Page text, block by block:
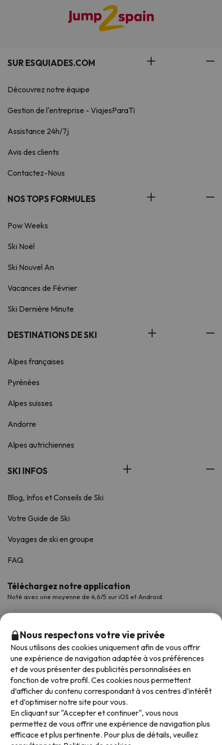
SUR ESQUIADES.COM
Découvrez notre équipe
Gestion de l'entreprise - ViajesParaTi
Assistance 24h/7j
Avis des clients
Contactez-Nous
NOS TOPS FORMULES
Pow Weeks
Ski Noël
Ski Nouvel An
Vacances de Février
Ski Dernière Minute
DESTINATIONS DE SKI
Alpes françaises
Pyrénées
Alpes suisses
Andorre
Alpes autrichiennes
SKI INFOS
Blog, Infos et Conseils de Ski
Votre Guide de Ski
Voyages de ski en groupe
FAQ
Téléchargez notre application
Noté avec une moyenne de 4,6/5 sur iOS et Android.
Modes de paiement disponibles
Nous respectons votre vie privée
Nous utilisons des cookies uniquement afin de vous offrir
une expérience de navigation adaptée à vos préférences
et de vous présenter des publicités personnalisées en
fonction de votre profil. Ces cookies nous permettent
d’afficher du contenu correspondant à vos centres d’intérêt
et d’optimiser notre site pour vous.
En cliquant sur "Accepter et continuer", vous nous
permettez de vous offrir une expérience de navigation plus
efficace et plus pertinente. Pour plus de détails, veuillez